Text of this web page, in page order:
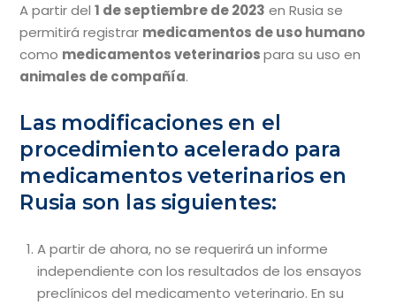
A partir del1 de septiembre de 2023 en Rusia se
permitirá registrar medicamentos de uso humano
como medicamentos veterinariospara su uso en
animales de compañía.
Las modificaciones en el
procedimiento acelerado para
medicamentos veterinarios en
Rusia son las siguientes:
A partir de ahora, no se requerirá un informe
independiente con los resultados de los ensayos
preclínicos del medicamento veterinario. En su